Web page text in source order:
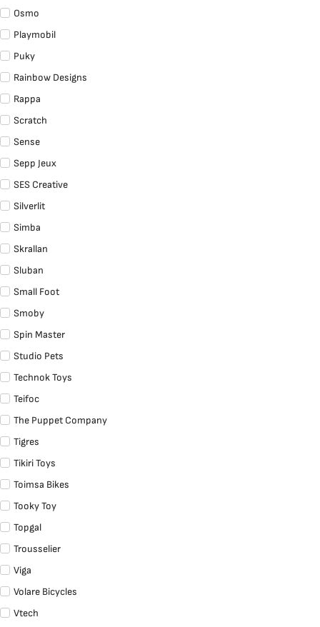
Osmo
Playmobil
Puky
Rainbow Designs
Rappa
Scratch
Sense
Sepp Jeux
SES Creative
Silverlit
Simba
Skrallan
Sluban
Small Foot
Smoby
Spin Master
Studio Pets
Technok Toys
Teifoc
The Puppet Company
Tigres
Tikiri Toys
Toimsa Bikes
Tooky Toy
Topgal
Trousselier
Viga
Volare Bicycles
Vtech